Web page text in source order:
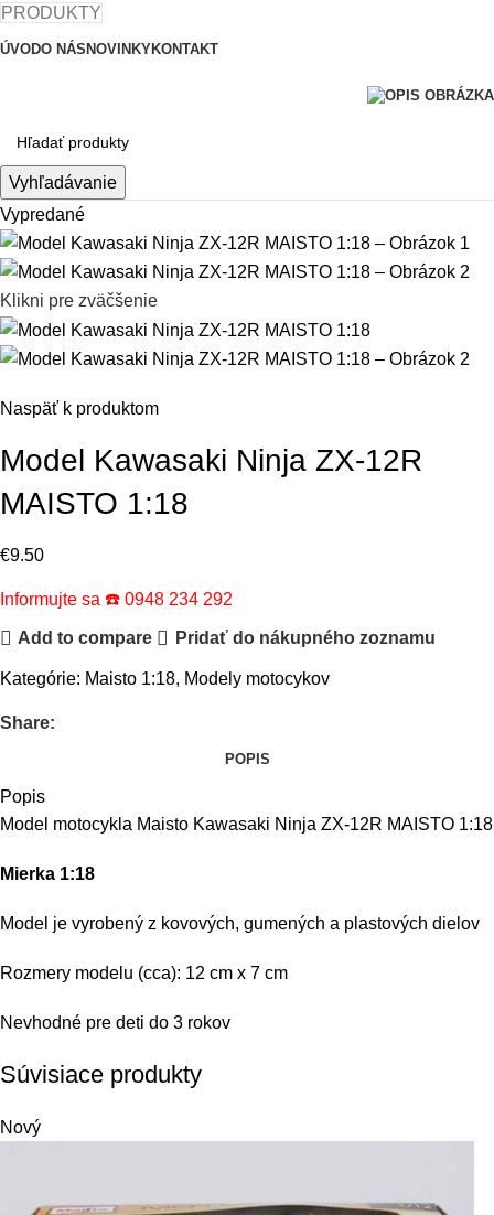
PRODUKTY
ÚVODO NÁSNOVINKYKONTAKT
Vyhľadávanie
Vypredané
Klikni pre zväčšenie
Naspäť k produktom
Model Kawasaki Ninja ZX-12R
MAISTO 1:18
€9.50
Informujte sa ☎️ 0948 234 292
Add to compare Pridať do nákupného zoznamu
Kategórie: Maisto 1:18, Modely motocykov
Share:
POPIS
Popis
Model motocykla Maisto Kawasaki Ninja ZX-12R MAISTO 1:18
Mierka 1:18
Model je vyrobený z kovových, gumených a plastových dielov
Rozmery modelu (cca): 12 cm x 7 cm
Nevhodné pre deti do 3 rokov
Súvisiace produkty
Nový